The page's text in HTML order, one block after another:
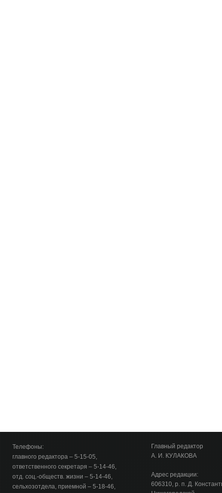
Телефоны:
главного редактора – 5-15-05,
ответственного секретаря – 5-14-46,
отд. соц.-обществ. жизни – 5-14-46,
сельхозотдела, приемной – 5-18-46,
Главный редактор
А. И. КУЛАКОВА
Адрес редакции:
606310, р. п. Д.